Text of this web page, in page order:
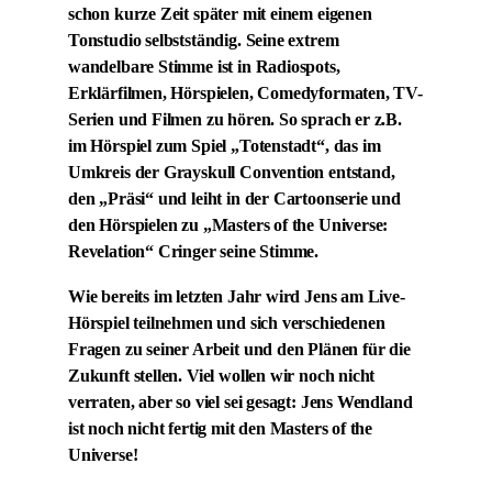
schon kurze Zeit später mit einem eigenen
Tonstudio selbstständig. Seine extrem
wandelbare Stimme ist in Radiospots,
Erklärfilmen, Hörspielen, Comedyformaten, TV-
Serien und Filmen zu hören. So sprach er z.B.
im Hörspiel zum Spiel „Totenstadt“, das im
Umkreis der Grayskull Convention entstand,
den „Präsi“ und leiht in der Cartoonserie und
den Hörspielen zu „Masters of the Universe:
Revelation“ Cringer seine Stimme.
Wie bereits im letzten Jahr wird Jens am Live-
Hörspiel teilnehmen und sich verschiedenen
Fragen zu seiner Arbeit und den Plänen für die
Zukunft stellen. Viel wollen wir noch nicht
verraten, aber so viel sei gesagt: Jens Wendland
ist noch nicht fertig mit den Masters of the
Universe!